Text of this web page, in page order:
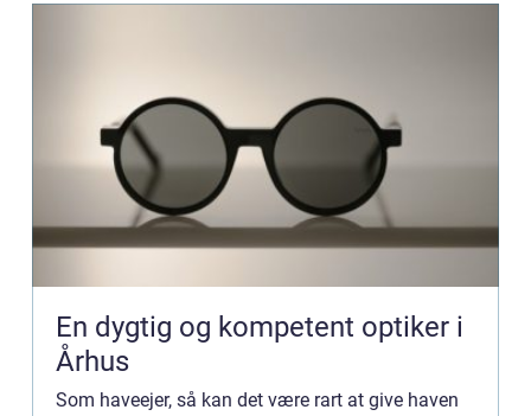
En dygtig og kompetent optiker i
Århus
Som haveejer, så kan det være rart at give haven